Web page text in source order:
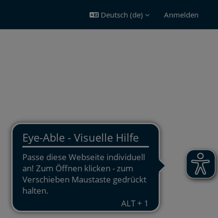
Deutsch ‎(de)‎ Anmelden
Alles aufklappen